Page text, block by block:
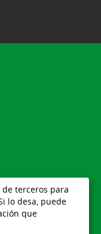
terceros para
lo desa, puede
que